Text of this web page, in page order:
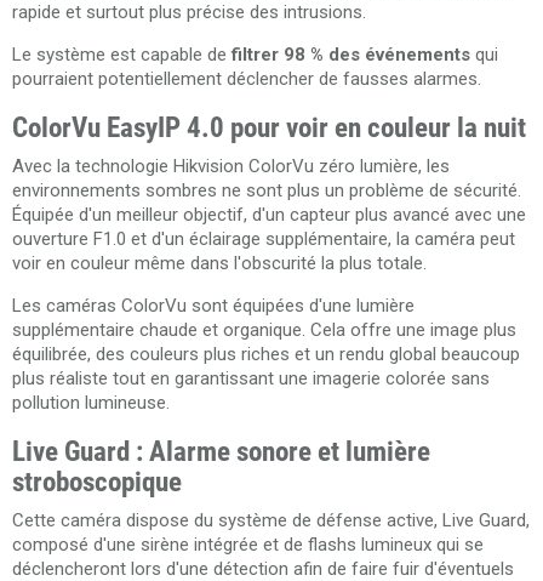
rapide et surtout plus précise des intrusions.
Le système est capable de filtrer 98 % des événements qui
pourraient potentiellement déclencher de fausses alarmes.
ColorVu EasyIP 4.0 pour voir en couleur la nuit
Avec la technologie Hikvision ColorVu zéro lumière, les
environnements sombres ne sont plus un problème de sécurité.
Équipée d'un meilleur objectif, d'un capteur plus avancé avec une
ouverture F1.0 et d'un éclairage supplémentaire, la caméra peut
voir en couleur même dans l'obscurité la plus totale.
Les caméras ColorVu sont équipées d'une lumière
supplémentaire chaude et organique. Cela offre une image plus
équilibrée, des couleurs plus riches et un rendu global beaucoup
plus réaliste tout en garantissant une imagerie colorée sans
pollution lumineuse.
Live Guard : Alarme sonore et lumière
stroboscopique
Cette caméra dispose du système de défense active, Live Guard,
composé d'une sirène intégrée et de flashs lumineux qui se
déclencheront lors d'une détection afin de faire fuir d'éventuels